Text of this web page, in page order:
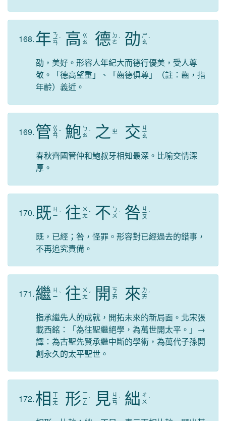
168.年 ㄋ
ㄧ
ㄢ
ˊ 高 ㄍ
ㄠ
德 ㄉ
ㄜ ˊ 劭 ㄕ
ㄠ ˋ
劭，美好。形容人年紀大而德行優美，受人尊
敬。「德高望重」、「齒德俱尊」（註：齒，指
年齡）義近。
169.管 ㄍ
ㄨ
ㄢ
ˇ 鮑 ㄅ
ㄠ ˋ 之 ㄓ 交 ㄐ
ㄧ
ㄠ
春秋齊國管仲和鮑叔牙相知最深。比喻交情深
厚。
170. 既 ㄐ
ㄧ ˋ 往 ㄨ
ㄤ ˇ 不 ㄅ
ㄨ ˋ 咎 ㄐ
ㄧ
ㄡ
ˋ
既，已經；咎，怪罪。形容對已經過去的錯事，
不再追究責備。
171.繼 ㄐ
ㄧ ˋ 往 ㄨ
ㄤ ˇ 開
ㄎ
ㄞ
來 ㄌ
ㄞ ˊ
指承繼先人的成就，開拓未來的新局面。北宋張
載西銘：「為往聖繼絕學，為萬世開太平。」→
譯：為古聖先賢承繼中斷的學術，為萬代子孫開
創永久的太平聖世。
172.相 ㄒ
ㄧ
ㄤ 形 ㄒ
ㄧ
ㄥ
ˊ 見 ㄐ
ㄧ
ㄢ
ˋ 絀 ㄔ
ㄨ ˋ